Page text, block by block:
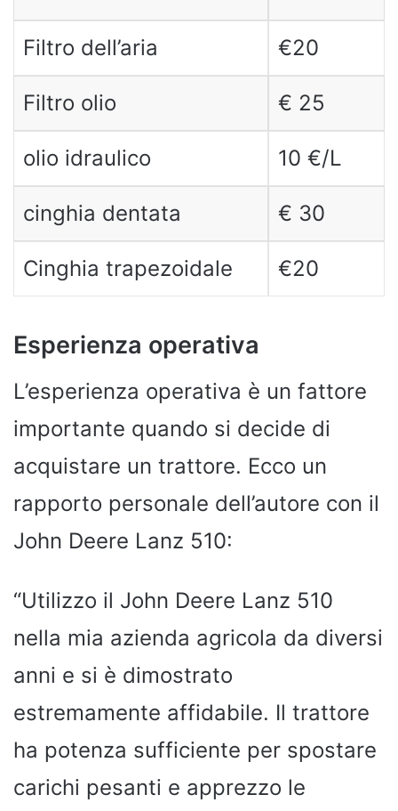
Filtro dell’aria €20
Filtro olio € 25
olio idraulico 10 €/L
cinghia dentata € 30
Cinghia trapezoidale €20
Esperienza operativa
L’esperienza operativa è un fattore
importante quando si decide di
acquistare un trattore. Ecco un
rapporto personale dell’autore con il
John Deere Lanz 510:
“Utilizzo il John Deere Lanz 510
nella mia azienda agricola da diversi
anni e si è dimostrato
estremamente affidabile. Il trattore
ha potenza sufficiente per spostare
carichi pesanti e apprezzo le